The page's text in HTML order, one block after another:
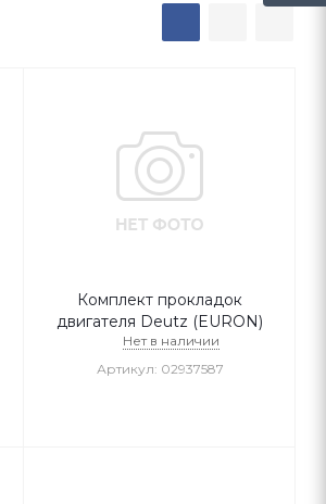
Комплект прокладок
двигателя Deutz (EURON)
Нет в наличии
Артикул: 02937587